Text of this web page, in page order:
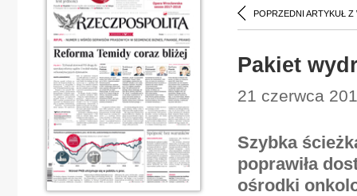
POPRZEDNI ARTYKUŁ Z
Pakiet
21 czerwca
Szybka
poprawiła
ośrodki